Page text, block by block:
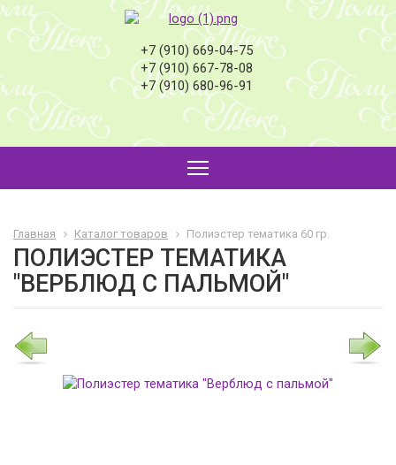
+7 (910) 669-04-75
+7 (910) 667-78-08
+7 (910) 680-96-91
Главная Каталог товаров Полиэстер тематика 60 гр.
ПОЛИЭСТЕР ТЕМАТИКА
"ВЕРБЛЮД С ПАЛЬМОЙ"